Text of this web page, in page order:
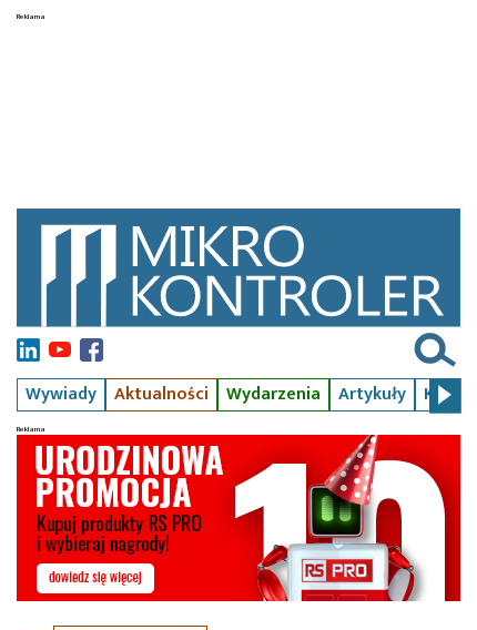
Wywiady Aktualności Wydarzenia Artykuły Kursy